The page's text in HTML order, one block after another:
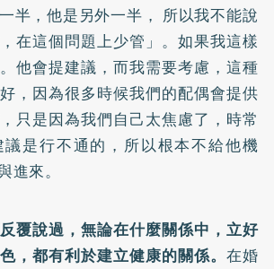
半，他是另外一半， 所以我不能說
在這個問題上少管」。如果我這樣
他會提建議，而我需要考慮，這種
，因為很多時候我們的配偶會提供
只是因為我們自己太焦慮了，時常
是行不通的，所以根本不給他機
進來。
覆說過，無論在什麼關係中，立好
，都有利於建立健康的關係。 在婚